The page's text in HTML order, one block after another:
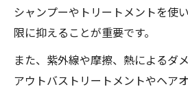
シャンプーやトリートメントを使
限に抑えることが重要です。
また、紫外線や摩擦、熱によるダ
アウトバストリートメントやヘア